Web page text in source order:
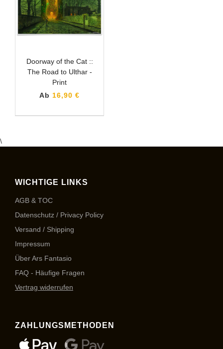
Doorway of the Cat ::
The Road to Ulthar -
Print
Ab 16,90 €
\
WICHTIGE LINKS
AGB & TOC
Datenschutz / Privacy Policy
Versand / Shipping
Impressum
Über Ars Fantasio
FAQ - Häufige Fragen
Vertrag widerrufen
ZAHLUNGSMETHODEN